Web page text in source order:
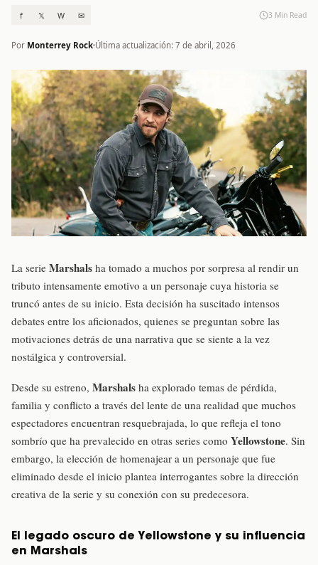
f 𝕏 W ✉ 3 Min Read
Por Monterrey Rock Última actualización: 7 de abril, 2026
La serie Marshals ha tomado a muchos por sorpresa al rendir un
tributo intensamente emotivo a un personaje cuya historia se
truncó antes de su inicio. Esta decisión ha suscitado intensos
debates entre los aficionados, quienes se preguntan sobre las
motivaciones detrás de una narrativa que se siente a la vez
nostálgica y controversial.
Desde su estreno, Marshals ha explorado temas de pérdida,
familia y conflicto a través del lente de una realidad que muchos
espectadores encuentran resquebrajada, lo que refleja el tono
sombrío que ha prevalecido en otras series como Yellowstone. Sin
embargo, la elección de homenajear a un personaje que fue
eliminado desde el inicio plantea interrogantes sobre la dirección
creativa de la serie y su conexión con su predecesora.
El legado oscuro de Yellowstone y su influencia
en Marshals